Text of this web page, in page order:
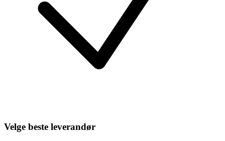
Velge beste leverandør